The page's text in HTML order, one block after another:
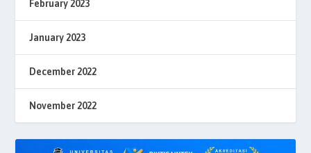
February 2023
January 2023
December 2022
November 2022